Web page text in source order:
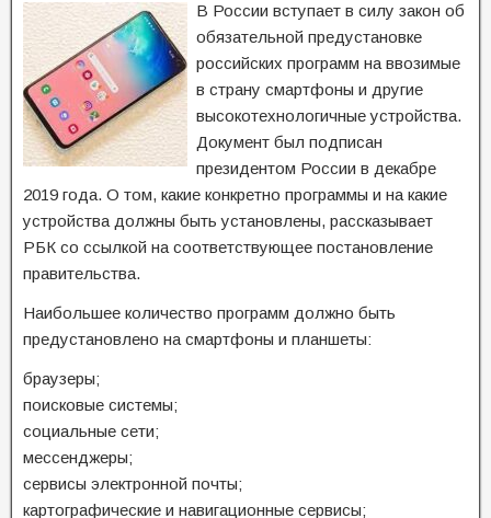
В России вступает в силу закон об
обязательной предустановке
российских программ на ввозимые
в страну смартфоны и другие
высокотехнологичные устройства.
Документ был подписан
президентом России в декабре
2019 года. О том, какие конкретно программы и на какие
устройства должны быть установлены, рассказывает
РБК со ссылкой на соответствующее постановление
правительства.
Наибольшее количество программ должно быть
предустановлено на смартфоны и планшеты:
браузеры;
поисковые системы;
социальные сети;
мессенджеры;
сервисы электронной почты;
картографические и навигационные сервисы;